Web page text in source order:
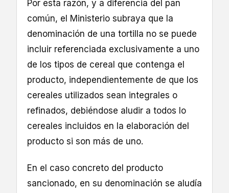
Por esta razón, y a diferencia del pan
común, el Ministerio subraya que la
denominación de una tortilla no se puede
incluir referenciada exclusivamente a uno
de los tipos de cereal que contenga el
producto, independientemente de que los
cereales utilizados sean integrales o
refinados, debiéndose aludir a todos lo
cereales incluidos en la elaboración del
producto si son más de uno.
En el caso concreto del producto
sancionado, en su denominación se aludía